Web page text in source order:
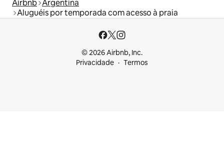
Airbnb Argentina
Aluguéis por temporada com acesso à praia
© 2026 Airbnb, Inc.
Privacidade
Termos